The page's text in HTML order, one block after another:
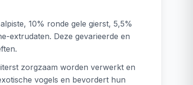
10% ronde gele gierst, 5,5%
extrudaten. Deze gevarieerde en
zorgzaam worden verwerkt en
vogels en bevordert hun